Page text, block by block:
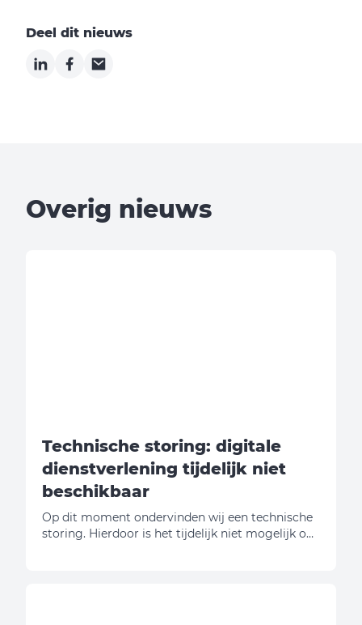
Deel dit nieuws
LinkedInFacebook
Email
Overig nieuws
Technische storing: digitale
dienstverlening tijdelijk niet
beschikbaar
Op dit moment ondervinden wij een technische
storing. Hierdoor is het tijdelijk niet mogelijk om